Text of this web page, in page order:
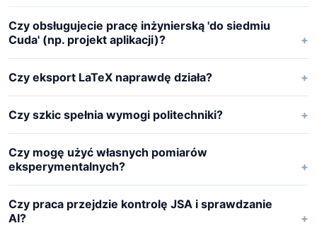
Czy obsługujecie pracę inżynierską 'do siedmiu
Cuda' (np. projekt aplikacji)?
Czy eksport LaTeX naprawdę działa?
Czy szkic spełnia wymogi politechniki?
Czy mogę użyć własnych pomiarów
eksperymentalnych?
Czy praca przejdzie kontrolę JSA i sprawdzanie
AI?